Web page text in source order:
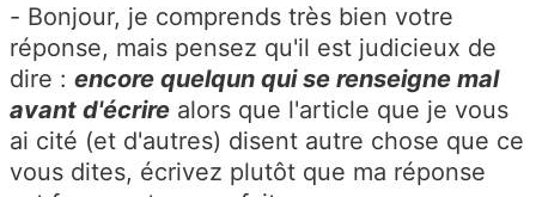
- Bonjour, je comprends très bien votre
réponse, mais pensez qu'il est judicieux de
dire : encore quelqun qui se renseigne mal
avant d'écrire alors que l'article que je vous
ai cité (et d'autres) disent autre chose que ce
vous dites, écrivez plutôt que ma réponse